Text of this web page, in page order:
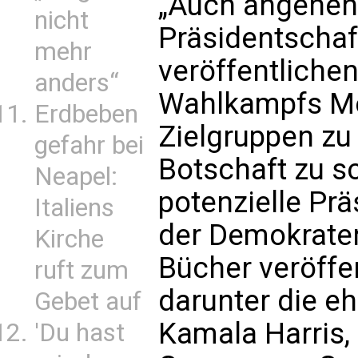
nicht
mehr
anders“
Erdbeben
gefahr bei
Neapel:
Italiens
Kirche
ruft zum
Gebet auf
'Du hast
Wahlkampfs
Zielgruppen
Botschaft zu
potenzielle
der
Bücher
darunter die
Kamala